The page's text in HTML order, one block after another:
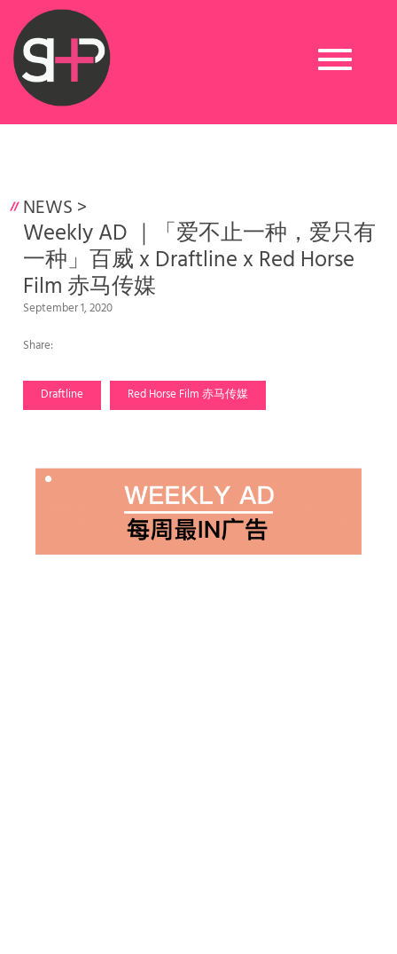
Toggle
navigation
NEWS >
Weekly AD ｜「爱不止一种，爱只有
一种」百威 x Draftline x Red Horse
Film 赤马传媒
September 1, 2020
Share:
Draftline Red Horse Film 赤马传媒